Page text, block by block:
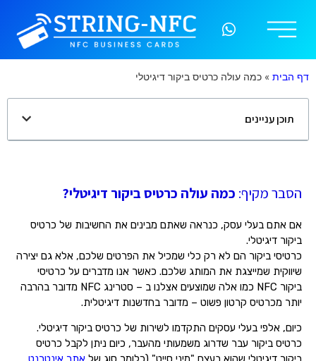
דף הבית » כמה עולה כרטיס ביקור דיגיטלי
תוכן עניינים
הסבר מקיף: כמה עולה כרטיס ביקור דיגיטלי?
אם אתם בעלי עסק, כנראה שאתם מבינים את החשיבות של כרטיס
ביקור דיגיטלי.
כרטיסי ביקור הם לא רק כלי שמכיל את הפרטים שלכם, אלא גם יצירה
שיווקית שמייצגת את המותג שלכם. כאשר אנו מדברים על כרטיסי
ביקור NFC כמו אלה שמוצעים אצלנו ב – סטרינג NFC מדובר בהרבה
יותר מכרטיס קרטון פשוט – מדובר בחדשנות דיגיטלית.
כיום, אלפי בעלי עסקים התקדמו לשירות של כרטיס ביקור דיגיטלי.
כרטיס ביקור עבר שדרוג משמעותי מהעבר, כיום ניתן לקבל כרטיס